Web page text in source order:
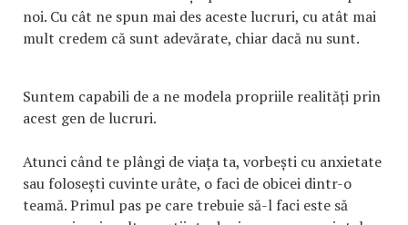
noi. Cu cât ne spun mai des aceste lucruri, cu atât mai
mult credem că sunt adevărate, chiar dacă nu sunt.
Suntem capabili de a ne modela propriile realități prin
acest gen de lucruri.
Atunci când te plângi de viața ta, vorbești cu anxietate
sau folosești cuvinte urâte, o faci de obicei dintr-o
teamă. Primul pas pe care trebuie să-l faci este să